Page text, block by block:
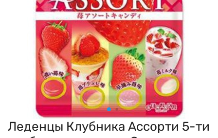
Леденцы Клубника Ассорти 5-ти